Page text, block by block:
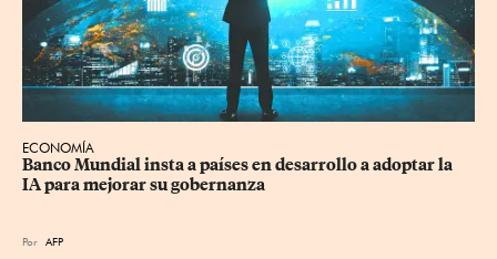
ECONOMÍA
Banco Mundial insta a países en desarrollo a adoptar la
IA para mejorar su gobernanza
Por AFP